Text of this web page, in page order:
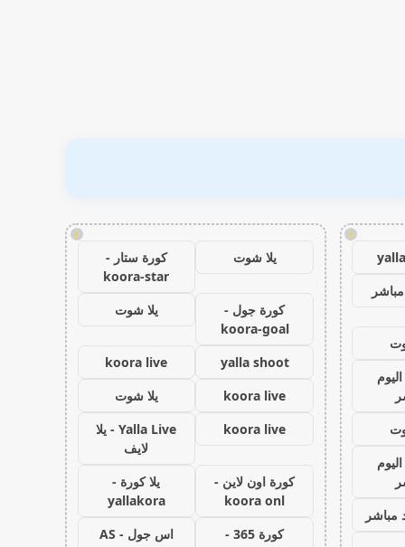
!
مباشر
!
يلا شوت
كورة ستار -
koora-star
كورة جول -
koora-goal
يلا شوت
yalla shoot
koora live
koora live
يلا شوت
koora live
Yalla Live - يلا
لايف
كورة اون لاين -
koora onl
يلا كورة -
yallakora
كورة 365 -
اس جول - AS